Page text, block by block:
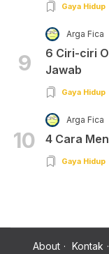
Gaya Hidup
9
Arga Fica
6 Ciri-ciri
Jawab
Gaya Hidup
10
Arga Fica
4 Cara
Gaya Hidup
About Kontak